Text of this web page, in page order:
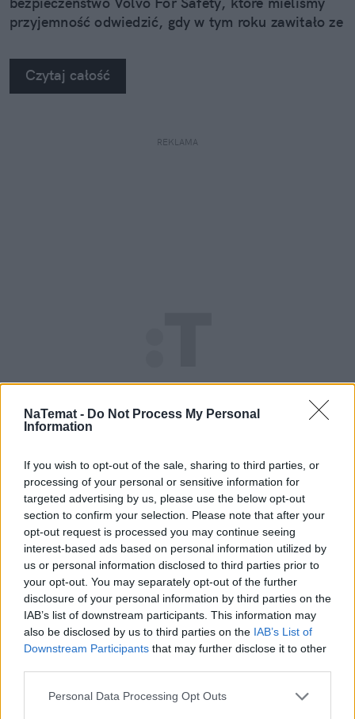
NaTemat - Do Not Process My Personal
Information
If you wish to opt-out of the sale, sharing to third parties, or
processing of your personal or sensitive information for
targeted advertising by us, please use the below opt-out
section to confirm your selection. Please note that after your
opt-out request is processed you may continue seeing
interest-based ads based on personal information utilized by
us or personal information disclosed to third parties prior to
your opt-out. You may separately opt-out of the further
disclosure of your personal information by third parties on the
IAB’s list of downstream participants. This information may
also be disclosed by us to third parties on the IAB’s List of
Downstream Participants that may further disclose it to other
Personal Data Processing Opt Outs
przyjemność odwiedzić, gdy w tym roku zawitało ze
Czytaj całość
REKLAMA